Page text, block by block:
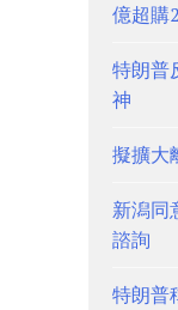
億超購
特朗普
神
擬擴大
新潟同
諮詢
特朗普